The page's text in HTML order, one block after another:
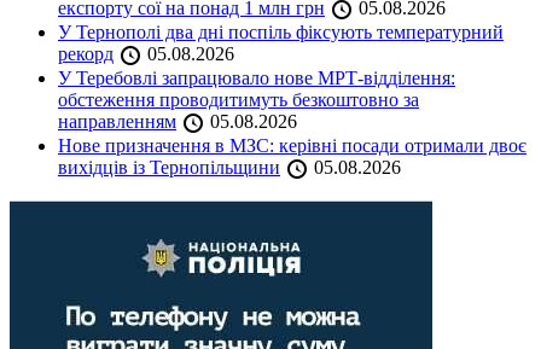
експорту сої на понад 1 млн грн
05.08.2026
У Тернополі два дні поспіль фіксують температурний
рекорд
05.08.2026
У Теребовлі запрацювало нове МРТ-відділення:
обстеження проводитимуть безкоштовно за
направленням
05.08.2026
Нове призначення в МЗС: керівні посади отримали двоє
вихідців із Тернопільщини
05.08.2026